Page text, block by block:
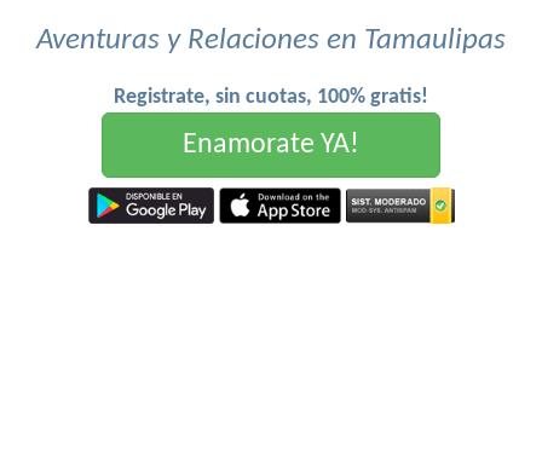
Aventuras y Relaciones en Tamaulipas
Registrate, sin cuotas, 100% gratis!
Enamorate YA!